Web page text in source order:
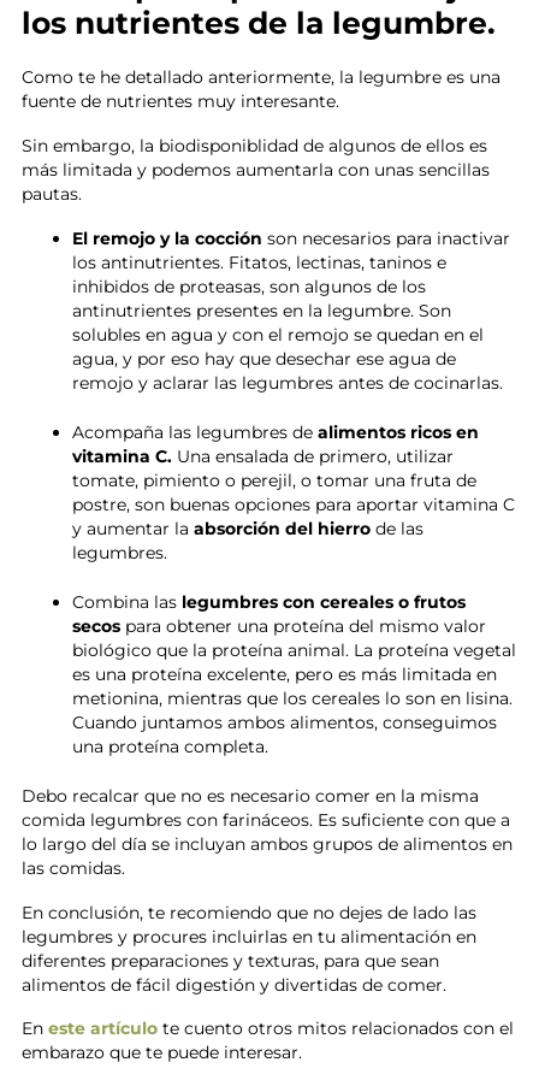
los nutrientes de la legumbre.
Como te he detallado anteriormente, la legumbre es una
fuente de nutrientes muy interesante.
Sin embargo, la biodisponiblidad de algunos de ellos es
más limitada y podemos aumentarla con unas sencillas
pautas.
El remojo y la cocción son necesarios para inactivar
los antinutrientes. Fitatos, lectinas, taninos e
inhibidos de proteasas, son algunos de los
antinutrientes presentes en la legumbre. Son
solubles en agua y con el remojo se quedan en el
agua, y por eso hay que desechar ese agua de
remojo y aclarar las legumbres antes de cocinarlas.
Acompaña las legumbres de alimentos ricos en
vitamina C.Una ensalada de primero, utilizar
tomate, pimiento o perejil, o tomar una fruta de
postre, son buenas opciones para aportar vitamina C
y aumentar la absorción del hierrode las
legumbres.
Combina las legumbres con cereales o frutos
secos para obtener una proteína del mismo valor
biológico que la proteína animal. La proteína vegetal
es una proteína excelente, pero es más limitada en
metionina, mientras que los cereales lo son en lisina.
Cuando juntamos ambos alimentos, conseguimos
una proteína completa.
Debo recalcar que no es necesario comer en la misma
comida legumbres con farináceos. Es suficiente con que a
lo largo del día se incluyan ambos grupos de alimentos en
las comidas.
En conclusión, te recomiendo que no dejes de lado las
legumbres y procures incluirlas en tu alimentación en
diferentes preparaciones y texturas, para que sean
alimentos de fácil digestión y divertidas de comer.
En este artículote cuento otros mitos relacionados con el
embarazo que te puede interesar.